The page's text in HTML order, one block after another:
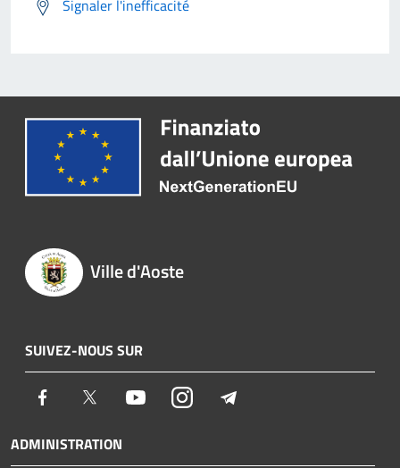
Signaler l'inefficacité
Ville d'Aoste
SUIVEZ-NOUS SUR
Facebook Twitter YoutubeInstagram
ADMINISTRATION